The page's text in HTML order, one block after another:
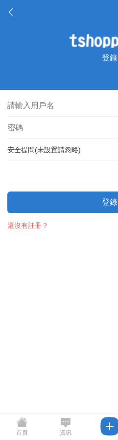
登錄
安全提問(未設置請忽略)
登錄
還沒有註冊？
首頁 資訊